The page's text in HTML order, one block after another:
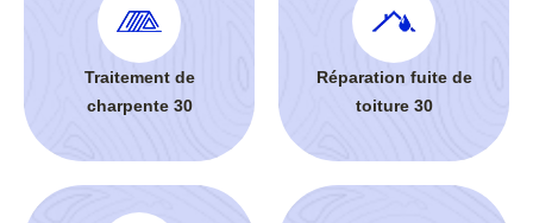
Traitement de
charpente 30
Réparation fuite de
toiture 30